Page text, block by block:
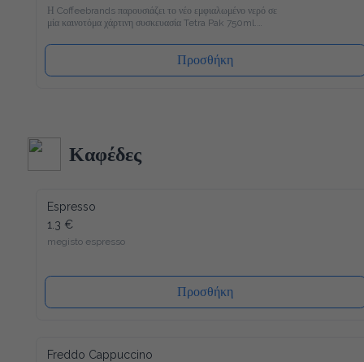
Η Coffeebrands παρουσιάζει το νέο εμφιαλωμένο νερό σε μία
καινοτόμα χάρτινη συσκευασία Tetra Pak 750ml.
Το νέο νερό Coffeebrands είναι πλούσιο σε μαγνήσιο με
ιδανικές αναλογίες μετάλλων και σε χάρτινη συσκευασία Tetra
Pak που θα επιτρέπει στους καταναλωτές μας να
απολαμβάνουν το εμφιαλωμένο νερό με νέο και φιλικό προς
το περιβάλλον τρόπο!
λιγότερο δυνατό αντίκτυπο στο περιβάλλον. Ενώ ένα άλλο
πλεονέκτημα είναι ότι το καπάκι κλείνει ξανά, μετά από κάθε
χρήση, έτσι ώστε το νερό να διατηρείται πάντα φρέσκο ​​και
Προσθήκη
Καφέδες
Espresso
1.3 €
megisto espresso
Προσθήκη
Freddo Cappuccino